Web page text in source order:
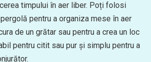
timpului în aer liber. Poți folosi
pentru a organiza mese în aer
de un grătar sau pentru a crea un loc
pentru citit sau pur și simplu pentru a